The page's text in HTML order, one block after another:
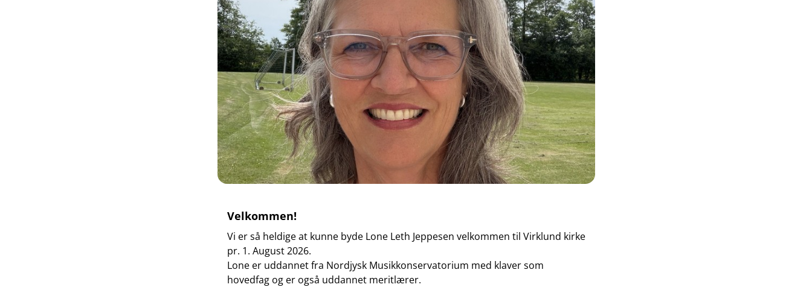
Velkommen!
Vi er så heldige at kunne byde Lone Leth Jeppesen velkommen til Virklund kirke
pr. 1. August 2026.
Lone er uddannet fra Nordjysk Musikkonservatorium med klaver som
hovedfag og er også uddannet meritlærer.